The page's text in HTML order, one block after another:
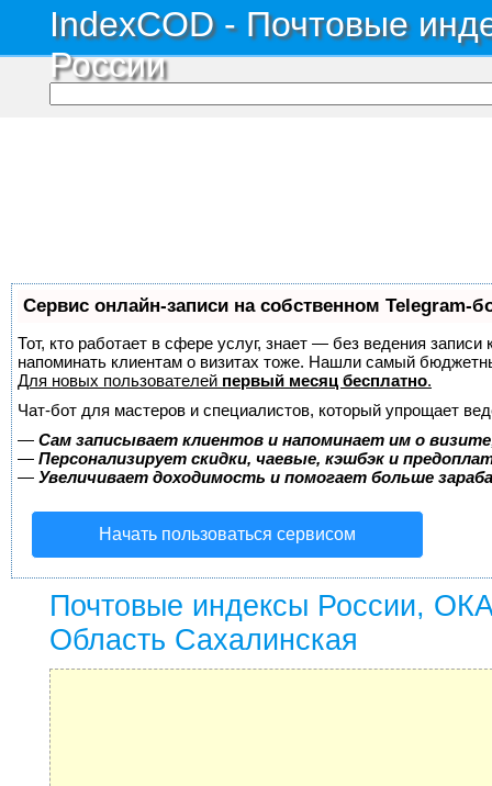
IndexCOD - Почтовые
России
Сервис онлайн-записи на собственном Telegram-
Тот, кто работает в сфере услуг, знает — без ведения
напоминать клиентам о визитах тоже. Нашли самый
Для новых пользователей первый месяц бесплатно.
Чат-бот для мастеров и специалистов, который упрощает
— Сам записывает клиентов и напоминает им о
— Персонализирует скидки, чаевые, кэшбэк и
— Увеличивает доходимость и помогает больше
Начать пользоваться сервисом
Почтовые индексы России,
Область Сахалинская